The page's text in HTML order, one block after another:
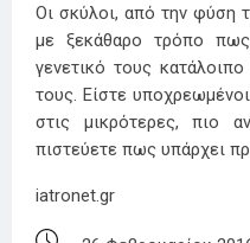
Οι σκύλοι, από την φύση
με ξεκάθαρο τρόπο
γενετικό τους
τους. Είστε
στις μικρότερες, πιο
πιστεύετε πως υπάρχει
iatronet.gr